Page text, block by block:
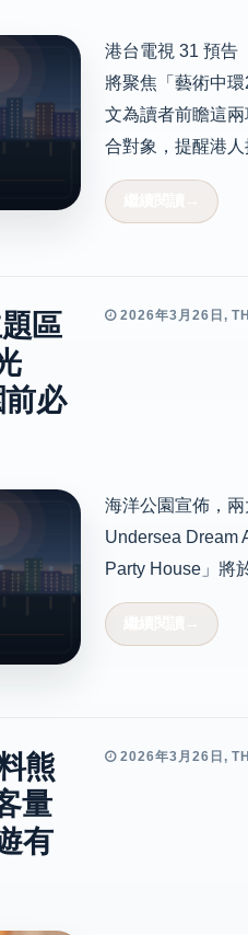
港台電視 31 預告
將聚焦「藝術中
文為讀者前瞻這
合對象，提醒港
區
必
2026年3月26日,
海洋公園宣佈，
Undersea Dream
Party House」將
熊
量
有
2026年3月26日,